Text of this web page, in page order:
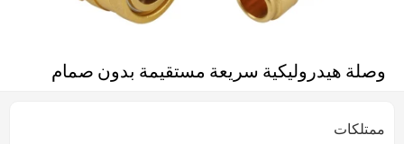
وصلة هيدروليكية سريعة مستقيمة بدون صمام
ممتلكات